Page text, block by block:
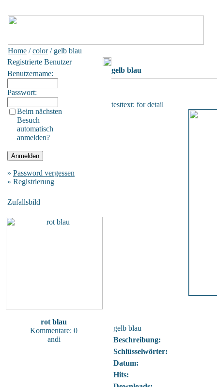
Home /color/ gelb blau
Registrierte Benutzer
Benutzername:
Passwort:
Beim nächsten
Besuch
automatisch
anmelden?
» Password vergessen
» Registrierung
Zufallsbild
rot blau
Kommentare: 0
andi
gelb blau
testtext: for detail
gelb blau
Beschreibung:
Schlüsselwörter:
Datum:
Hits: